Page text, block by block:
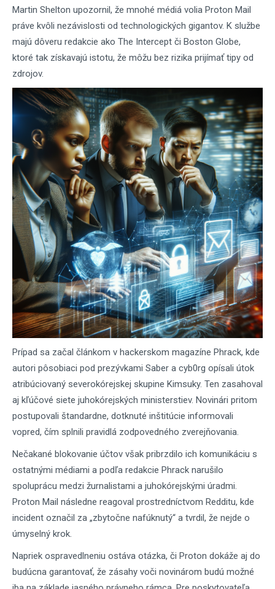
Martin Shelton upozornil, že mnohé médiá volia Proton Mail
práve kvôli nezávislosti od technologických gigantov. K službe
majú dôveru redakcie ako The Intercept či Boston Globe,
ktoré tak získavajú istotu, že môžu bez rizika prijímať tipy od
zdrojov.
Prípad sa začal článkom v hackerskom magazíne Phrack, kde
autori pôsobiaci pod prezývkami Saber a cyb0rg opísali útok
atribúciovaný severokórejskej skupine Kimsuky. Ten zasahoval
aj kľúčové siete juhokórejských ministerstiev. Novinári pritom
postupovali štandardne, dotknuté inštitúcie informovali
vopred, čím splnili pravidlá zodpovedného zverejňovania.
Nečakané blokovanie účtov však pribrzdilo ich komunikáciu s
ostatnými médiami a podľa redakcie Phrack narušilo
spoluprácu medzi žurnalistami a juhokórejskými úradmi.
Proton Mail následne reagoval prostredníctvom Redditu, kde
incident označil za „zbytočne nafúknutý“ a tvrdil, že nejde o
úmyselný krok.
Napriek ospravedlneniu ostáva otázka, či Proton dokáže aj do
budúcna garantovať, že zásahy voči novinárom budú možné